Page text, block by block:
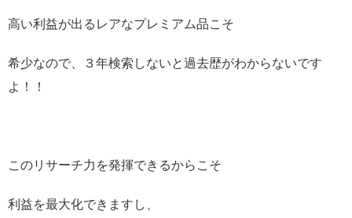
高い利益が出るレアなプレミアム品こそ
希少なので、３年検索しないと過去歴がわからないです
よ！！
このリサーチ力を発揮できるからこそ
利益を最大化できますし、